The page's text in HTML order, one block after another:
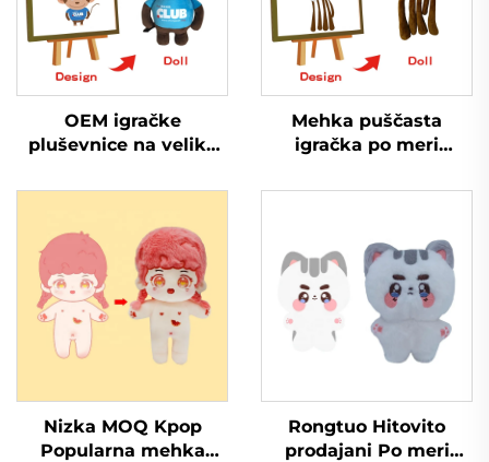
OEM igračke
pluševnice na veliko
prilegana plušna
igračka mehi Stuffed
živalske igračke
Mehka puščasta
igračka po meri
žival opica smešna
igračka
Nizka MOQ Kpop
Popularna mehka
Rongtuo Hitovito
prodajani Po meri